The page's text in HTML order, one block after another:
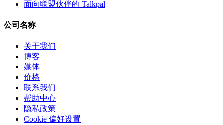
面向联盟伙伴的 Talkpal
公司名称
关于我们
博客
媒体
价格
联系我们
帮助中心
隐私政策
Cookie 偏好设置